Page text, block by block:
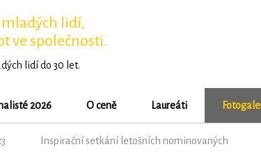
mladých lidí,
ve společnosti.
lidí do 30 let.
2026 O ceně Laureáti
Inspirační setkání letošních nominovaných